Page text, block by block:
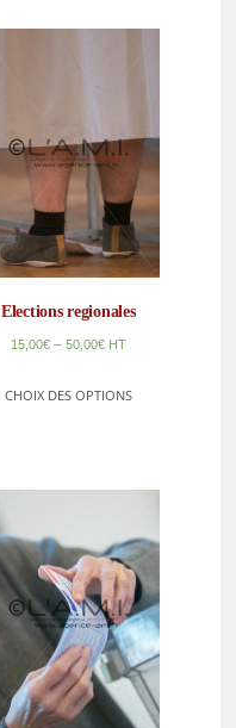
Elections regionales
15,00€– 50,00€ HT
CHOIX DES OPTIONS